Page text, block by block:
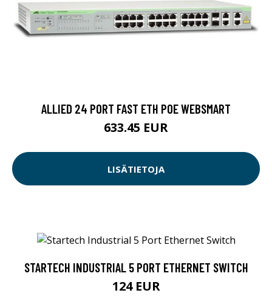
ALLIED 24 PORT FAST ETH POE WEBSMART
633.45 EUR
LISÄTIETOJA
STARTECH INDUSTRIAL 5 PORT ETHERNET SWITCH
124 EUR